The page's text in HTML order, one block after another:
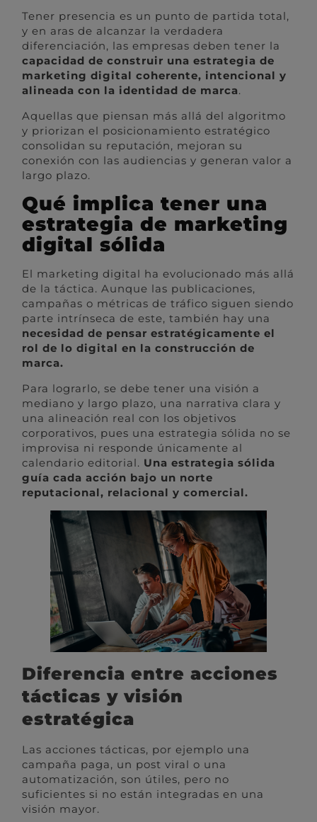
Tener presencia es un punto de partida total,
y en aras de alcanzar la verdadera
diferenciación, las empresas deben tener la
capacidad de construir una estrategia de
marketing digital coherente, intencional y
alineada con la identidad de marca.
Aquellas que piensan más allá del algoritmo
y priorizan el posicionamiento estratégico
consolidan su reputación, mejoran su
conexión con las audiencias y generan valor a
largo plazo.
Qué implica tener una
estrategia de marketing
digital sólida
El marketing digital ha evolucionado más allá
de la táctica. Aunque las publicaciones,
campañas o métricas de tráfico siguen siendo
parte intrínseca de este, también hay una
necesidad de pensar estratégicamente el
rol de lo digital en la construcción de
marca.
Para lograrlo, se debe tener una visión a
mediano y largo plazo, una narrativa clara y
una alineación real con los objetivos
corporativos, pues una estrategia sólida no se
improvisa ni responde únicamente al
calendario editorial. Una estrategia sólida
guía cada acción bajo un norte
reputacional, relacional y comercial.
Diferencia entre acciones
tácticas y visión
estratégica
Las acciones tácticas, por ejemplo una
campaña paga, un post viral o una
automatización, son útiles, pero no
suficientes si no están integradas en una
visión mayor.